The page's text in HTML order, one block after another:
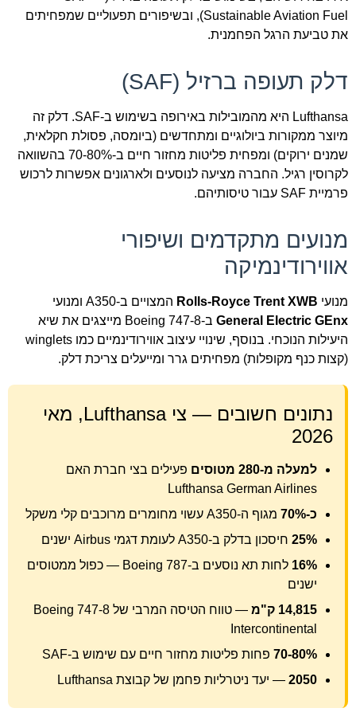
Sustainable Aviation Fuel), ובשיפורים תפעוליים שמפחיתים
את טביעת הרגל הפחמנית.
דלק תעופה ברזיל (SAF)
Lufthansa היא מהמובילות באירופה בשימוש ב-SAF. דלק זה
מיוצר ממקורות ביולוגיים ומתחדשים (ביומסה, פסולת חקלאית,
שמנים ירוקים) ומפחית פליטות מחזור חיים ב-70-80% בהשוואה
לקרוסין רגיל. החברה מציעה לנוסעים ולארגונים אפשרות לרכוש
פרמיית SAF עבור טיסותיהם.
מנועים מתקדמים ושיפורי
אווירודינמיקה
מנועי Rolls-Royce Trent XWB המצויים ב-A350 ומנועי
General Electric GEnx
ב-Boeing 747-8 מייצגים את שיא
היעילות הנוכחי. בנוסף, שינויי עיצוב אווירודינמיים כמו winglets
(קצות כנף מקופלות) מפחיתים גרר ומייעלים צריכת דלק.
נתונים חשובים — צי Lufthansa, מאי
2026
למעלה מ-280 מטוסים
פעילים בצי חברת האם
Lufthansa German Airlines
כ-70%
מגוף ה-A350 עשוי מחומרים מרוכבים קלי משקל
25% חיסכון בדלק ב-A350 לעומת דגמי Airbus ישנים
16%
לחות תא נוסעים ב-Boeing 787 — כפול ממטוסים
ישנים
14,815 ק"מ
— טווח הטיסה המרבי של Boeing 747-8
Intercontinental
70-80% פחות פליטות מחזור חיים עם שימוש ב-SAF
2050 — יעד ניטרליות פחמן של קבוצת Lufthansa